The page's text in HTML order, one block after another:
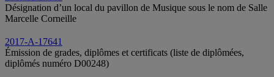
Désignation d’un local du pavillon de Musique sous le nom de Salle
Marcelle Corneille
2017-A-17641
Émission de grades, diplômes et certificats (liste de diplômées,
diplômés numéro D00248)